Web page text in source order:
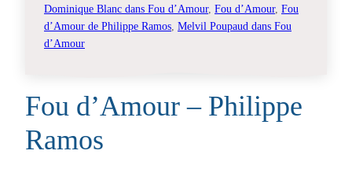
Dominique Blanc dans Fou d’Amour, Fou d’Amour, Fou
d’Amour de Philippe Ramos Melvil Poupaud dans Fou
d’Amour
Fou d’Amour – Philippe
Ramos